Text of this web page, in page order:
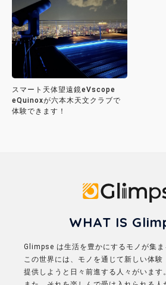
スマート天体望遠鏡eVscope
eQuinoxが六本木天文クラブで
体験できます！
WHAT IS
Glimpse は生活を豊かにするモノが集ま
この世界には、モノを通じて新しい体験
提供しようと日々前進する人々がいます。